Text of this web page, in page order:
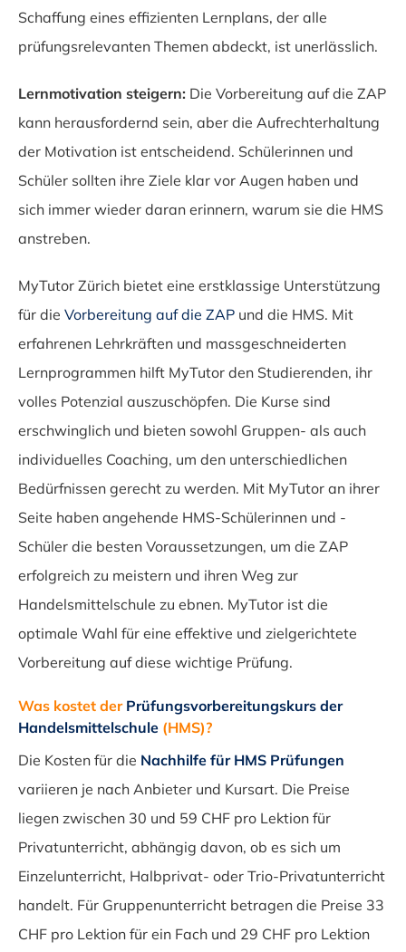
Schaffung eines effizienten Lernplans, der alle
prüfungsrelevanten Themen abdeckt, ist unerlässlich.
Lernmotivation steigern: Die Vorbereitung auf die ZAP
kann herausfordernd sein, aber die Aufrechterhaltung
der Motivation ist entscheidend. Schülerinnen und
Schüler sollten ihre Ziele klar vor Augen haben und
sich immer wieder daran erinnern, warum sie die HMS
anstreben.
MyTutor Zürich bietet eine erstklassige Unterstützung
für die Vorbereitung auf die ZAPund die HMS. Mit
erfahrenen Lehrkräften und massgeschneiderten
Lernprogrammen hilft MyTutor den Studierenden, ihr
volles Potenzial auszuschöpfen. Die Kurse sind
erschwinglich und bieten sowohl Gruppen- als auch
individuelles Coaching, um den unterschiedlichen
Bedürfnissen gerecht zu werden. Mit MyTutor an ihrer
Seite haben angehende HMS-Schülerinnen und -
Schüler die besten Voraussetzungen, um die ZAP
erfolgreich zu meistern und ihren Weg zur
Handelsmittelschule zu ebnen. MyTutor ist die
optimale Wahl für eine effektive und zielgerichtete
Vorbereitung auf diese wichtige Prüfung.
Was kostet der Prüfungsvorbereitungskurs der
Handelsmittelschule(HMS)?
Die Kosten für die Nachhilfe für HMS Prüfungen
variieren je nach Anbieter und Kursart. Die Preise
liegen zwischen 30 und 59 CHF pro Lektion für
Privatunterricht, abhängig davon, ob es sich um
Einzelunterricht, Halbprivat- oder Trio-Privatunterricht
handelt. Für Gruppenunterricht betragen die Preise 33
CHF pro Lektion für ein Fach und 29 CHF pro Lektion